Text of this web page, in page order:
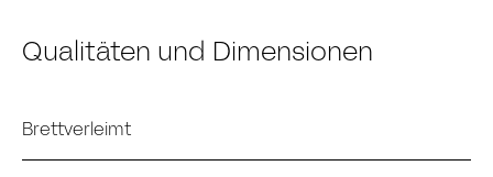
Qualitäten und Dimensionen
Brettverleimt